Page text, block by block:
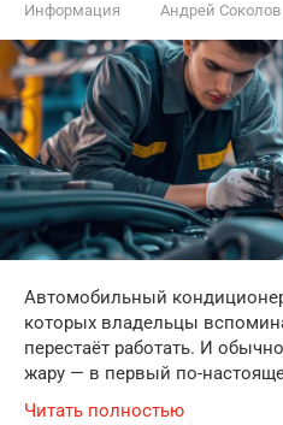
Информация Андрей Соколов
Автомобильный
которых владельцы
перестаёт работать. И
жару — в первый по-
Читать полностью